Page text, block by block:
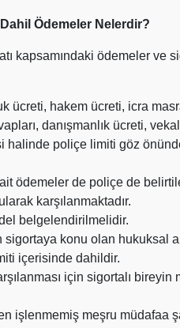
Ödemeler Nelerdir?
kapsamındaki ödemeler ve
ücreti, hakem ücreti, icra
danışmanlık ücreti,
halinde poliçe limiti göz
ödemeler de poliçe de
karşılanmaktadır.
belgelendirilmelidir.
konu olan hukuksal
içerisinde dahildir.
için sigortalı
işlenmemiş meşru müdafaa